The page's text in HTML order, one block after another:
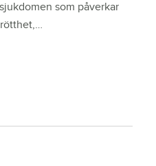
som påverkar